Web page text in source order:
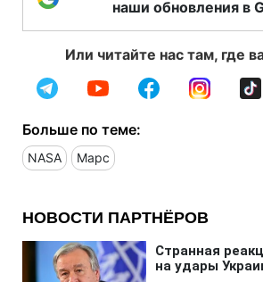
наши обновления в
Или читайте нас там, где
Больше по теме:
NASA Марс